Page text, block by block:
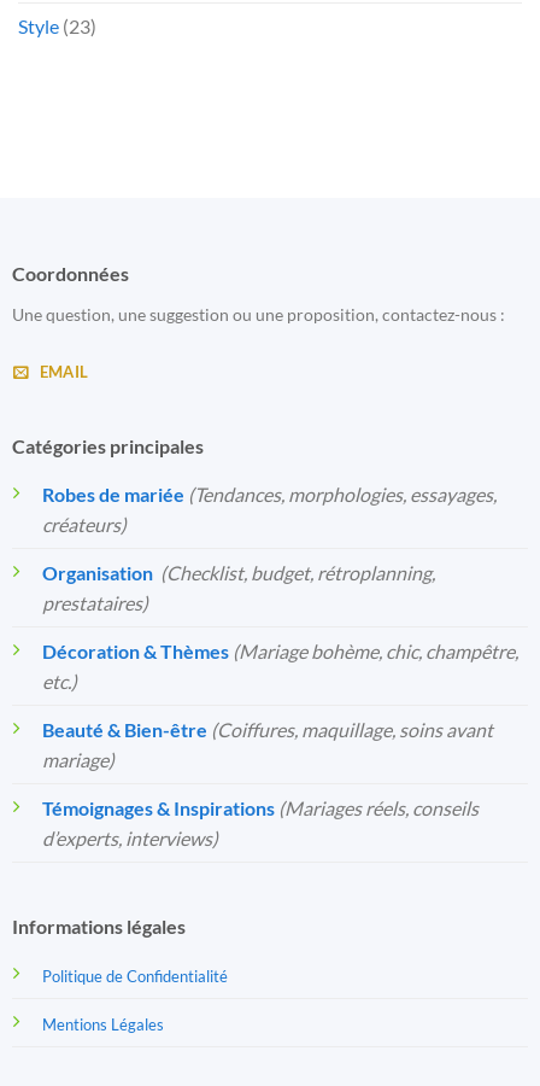
Style (23)
Coordonnées
Une question, une suggestion ou une proposition, contactez-nous :
EMAIL
Catégories principales
Robes de mariée (Tendances, morphologies, essayages,
créateurs)
Organisation️ (Checklist, budget, rétroplanning,
prestataires)
Décoration & Thèmes (Mariage bohème, chic, champêtre,
etc.)
Beauté & Bien-être (Coiffures, maquillage, soins avant
mariage)
Témoignages & Inspirations (Mariages réels, conseils
d’experts, interviews)
Informations légales
Politique de Confidentialité
Mentions Légales